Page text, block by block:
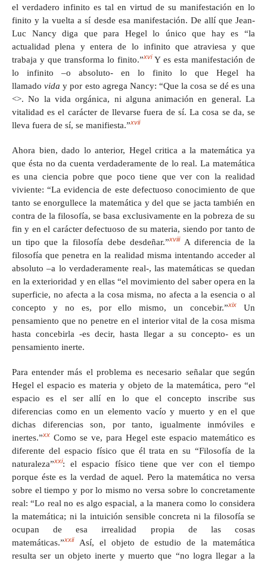
el verdadero infinito es tal en virtud de su manifestación en lo
finito y la vuelta a sí desde esa manifestación. De allí que Jean-
Luc Nancy diga que para Hegel lo único que hay es “la
actualidad plena y entera de lo infinito que atraviesa y que
trabaja y que transforma lo finito.”xviY es esta manifestación de
lo infinito –o absoluto- en lo finito lo que Hegel ha
llamadovida y por esto agrega Nancy: “Que la cosa se dé es una
<>. No la vida orgánica, ni alguna animación en general. La
vitalidad es el carácter de llevarse fuera de sí. La cosa se da, se
lleva fuera de sí, se manifiesta.”xvii
Ahora bien, dado lo anterior, Hegel critica a la matemática ya
que ésta no da cuenta verdaderamente de lo real. La matemática
es una ciencia pobre que poco tiene que ver con la realidad
viviente: “La evidencia de este defectuoso conocimiento de que
tanto se enorgullece la matemática y del que se jacta también en
contra de la filosofía, se basa exclusivamente en la pobreza de su
fin y en el carácter defectuoso de su materia, siendo por tanto de
un tipo que la filosofía debe desdeñar.”xviiiA diferencia de la
filosofía que penetra en la realidad misma intentando acceder al
absoluto –a lo verdaderamente real-, las matemáticas se quedan
en la exterioridad y en ellas “el movimiento del saber opera en la
superficie, no afecta a la cosa misma, no afecta a la esencia o al
concepto y no es, por ello mismo, un concebir.”xix
Un
pensamiento que no penetre en el interior vital de la cosa misma
hasta concebirla -es decir, hasta llegar a su concepto- es un
pensamiento inerte.
Para entender más el problema es necesario señalar que según
Hegel el espacio es materia y objeto de la matemática, pero “el
espacio es el ser allí en lo que el concepto inscribe sus
diferencias como en un elemento vacío y muerto y en el que
dichas diferencias son, por tanto, igualmente inmóviles e
inertes.”xx Como se ve, para Hegel este espacio matemático es
diferente del espacio físico que él trata en su “Filosofía de la
naturaleza”xxi: el espacio físico tiene que ver con el tiempo
porque éste es la verdad de aquel. Pero la matemática no versa
sobre el tiempo y por lo mismo no versa sobre lo concretamente
real: “Lo real no es algo espacial, a la manera como lo considera
la matemática; ni la intuición sensible concreta ni la filosofía se
ocupan de esa irrealidad propia de las cosas
matemáticas.”xxii
Así, el objeto de estudio de la matemática
resulta ser un objeto inerte y muerto que “no logra llegar a la